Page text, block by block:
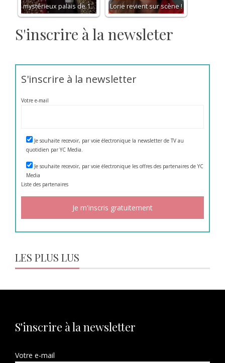
mystérieux palais de 1…
Lorie revient sur scène !
S'inscrire à la newsleter
S'inscrire à la newsletter
Votre e-mail
Je souhaite recevoir, par voie électronique la newsletter de TV au
quotidien par YC Media.
Je souhaite recevoir, par voie électronique les offres des partenaires de YC
Media
Liste des partenaires
LES PLUS LUS
S'inscrire à la newsletter
Votre e-mail